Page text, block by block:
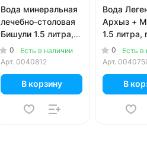
Вода минеральная
лечебно-столовая
Бишули 1.5 литра,
газ, пэт, 6 шт. в уп.
0
Есть в наличии
Арт. 0040812
В корзину
Вода
Архыз +
1.5 литра,
6 шт. в уп.
0
Есть в
Арт.
В